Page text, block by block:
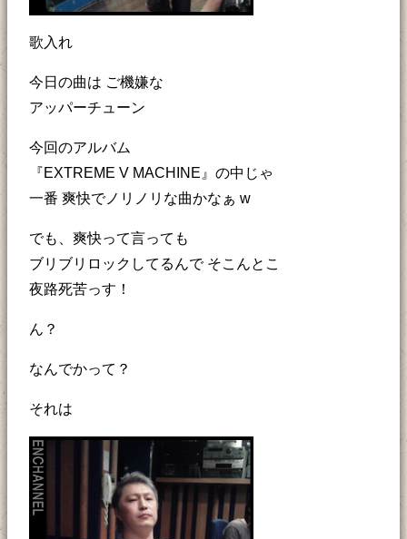
歌入れ
今日の曲は ご機嫌な
アッパーチューン
今回のアルバム
『EXTREME V MACHINE』の中じゃ
一番 爽快でノリノリな曲かなぁ w
でも、爽快って言っても
ブリブリロックしてるんで そこんとこ
夜路死苦っす！
ん？
なんでかって？
それは